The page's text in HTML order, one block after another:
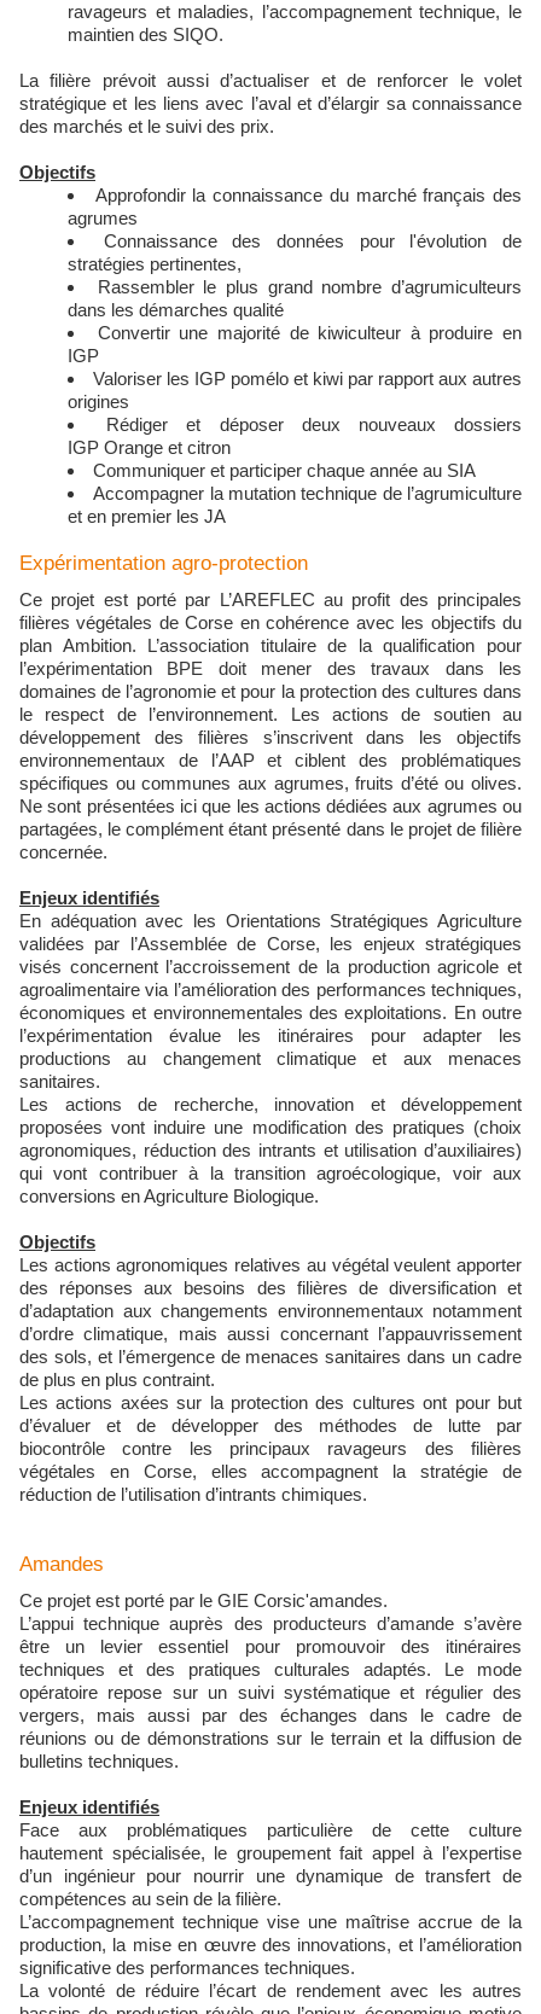
ravageurs et maladies, l’accompagnement technique, le
maintien des SIQO.
La filière prévoit aussi d’actualiser et de renforcer le volet
stratégique et les liens avec l’aval et d’élargir sa connaissance
des marchés et le suivi des prix.
Objectifs
Approfondir la connaissance du marché français des
agrumes
Connaissance des données pour l'évolution de
stratégies pertinentes,
Rassembler le plus grand nombre d’agrumiculteurs
dans les démarches qualité
Convertir une majorité de kiwiculteur à produire en
IGP
Valoriser les IGP pomélo et kiwi par rapport aux autres
origines
Rédiger et déposer deux nouveaux dossiers
IGP Orange et citron
Communiquer et participer chaque année au SIA
Accompagner la mutation technique de l’agrumiculture
et en premier les JA
Expérimentation agro-protection
Ce projet est porté par L’AREFLEC au profit des principales
filières végétales de Corse en cohérence avec les objectifs du
plan Ambition. L’association titulaire de la qualification pour
l’expérimentation BPE doit mener des travaux dans les
domaines de l’agronomie et pour la protection des cultures dans
le respect de l’environnement. Les actions de soutien au
développement des filières s’inscrivent dans les objectifs
environnementaux de l’AAP et ciblent des problématiques
spécifiques ou communes aux agrumes, fruits d’été ou olives.
Ne sont présentées ici que les actions dédiées aux agrumes ou
partagées, le complément étant présenté dans le projet de filière
concernée.
Enjeux identifiés
En adéquation avec les Orientations Stratégiques Agriculture
validées par l’Assemblée de Corse, les enjeux stratégiques
visés concernent l’accroissement de la production agricole et
agroalimentaire via l’amélioration des performances techniques,
économiques et environnementales des exploitations. En outre
l’expérimentation évalue les itinéraires pour adapter les
productions au changement climatique et aux menaces
sanitaires.
Les actions de recherche, innovation et développement
proposées vont induire une modification des pratiques (choix
agronomiques, réduction des intrants et utilisation d’auxiliaires)
qui vont contribuer à la transition agroécologique, voir aux
conversions en Agriculture Biologique.
Objectifs
Les actions agronomiques relatives au végétal veulent apporter
des réponses aux besoins des filières de diversification et
d’adaptation aux changements environnementaux notamment
d’ordre climatique, mais aussi concernant l’appauvrissement
des sols, et l’émergence de menaces sanitaires dans un cadre
de plus en plus contraint.
Les actions axées sur la protection des cultures ont pour but
d’évaluer et de développer des méthodes de lutte par
biocontrôle contre les principaux ravageurs des filières
végétales en Corse, elles accompagnent la stratégie de
réduction de l’utilisation d’intrants chimiques.
Amandes
Ce projet est porté par le GIE Corsic'amandes.
L’appui technique auprès des producteurs d’amande s’avère
être un levier essentiel pour promouvoir des itinéraires
techniques et des pratiques culturales adaptés. Le mode
opératoire repose sur un suivi systématique et régulier des
vergers, mais aussi par des échanges dans le cadre de
réunions ou de démonstrations sur le terrain et la diffusion de
bulletins techniques.
Enjeux identifiés
Face aux problématiques particulière de cette culture
hautement spécialisée, le groupement fait appel à l’expertise
d’un ingénieur pour nourrir une dynamique de transfert de
compétences au sein de la filière.
L’accompagnement technique vise une maîtrise accrue de la
production, la mise en œuvre des innovations, et l’amélioration
significative des performances techniques.
La volonté de réduire l’écart de rendement avec les autres